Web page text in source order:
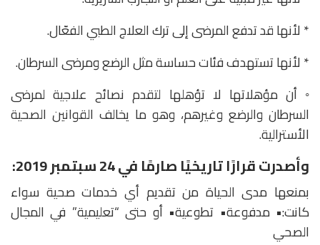
* لأنها قد تدفع المرضى إلى ترك العلاج الطبي الفعّال.
* لأنها تستهدف فئات حساسة مثل الرضع ومرضى السرطان.
◦ أن مؤهلاتها لا تؤهلها لتقدم نصائح علاجية لمرضى
السرطان والرضع وغيرهم، وهو ما يخالف القوانين الصحية
الأسترالية.
وأصدرت قرارًا تاريخيًا صارمًا في 24 سبتمبر 2019:
بمنعها مدى الحياة من تقديم أي خدمات صحية سواء
كانت:• مدفوعة• تطوعية• أو حتى “تعليمية” في المجال
الصحي